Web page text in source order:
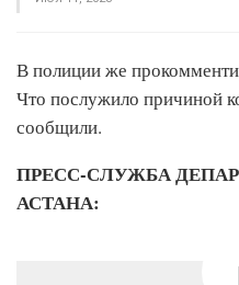
В полиции же
Что послужило причиной
сообщили.
ПРЕСС-СЛУЖБА
АСТАНА: